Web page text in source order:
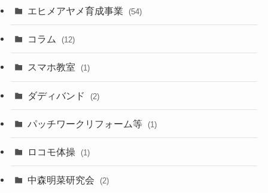
エヒメアヤメ育成事業 (54)
コラム (12)
スマホ教室 (1)
ダディバンド (2)
パッチワークリフォーム等 (1)
ロコモ体操 (1)
中森明菜研究会 (2)